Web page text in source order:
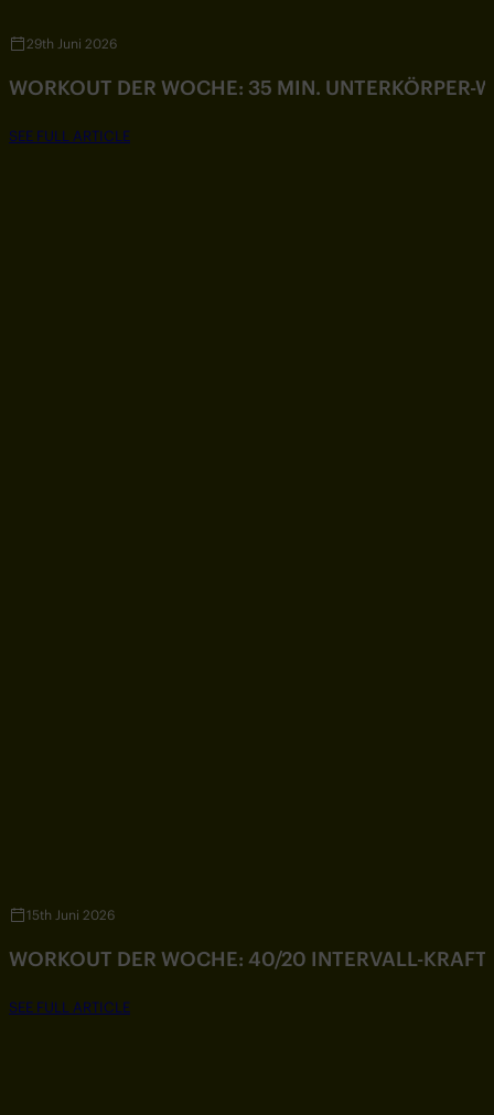
29th Juni 2026
WORKOUT DER WOCHE: 35 MIN. UNTERKÖRPER-
SEE FULL ARTICLE
15th Juni 2026
WORKOUT DER WOCHE: 40/20 INTERVALL-
SEE FULL ARTICLE